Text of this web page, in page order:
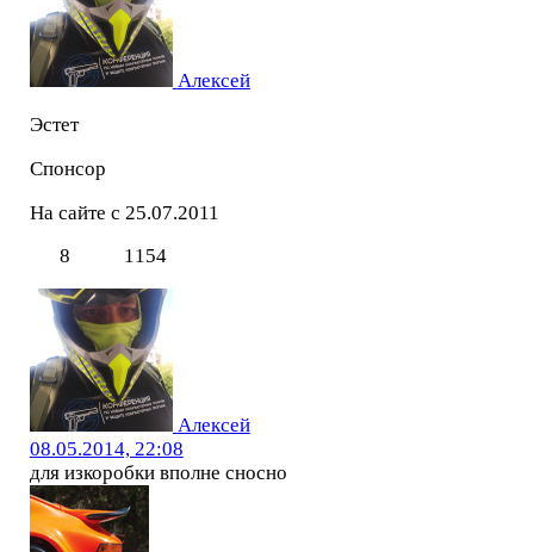
Алексей
Эстет
Спонсор
На сайте с 25.07.2011
8
1154
Алексей
08.05.2014, 22:08
для изкоробки вполне сносно